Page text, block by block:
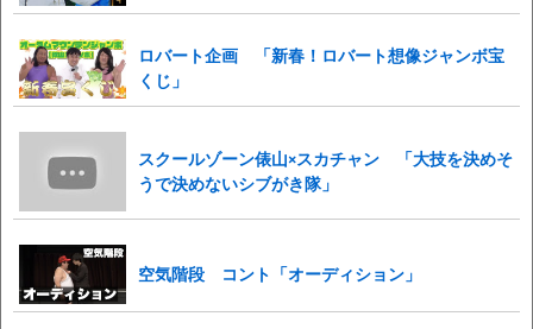
ロバート企画 「新春！ロバート想像ジャンボ宝
くじ」
スクールゾーン俵山×スカチャン 「大技を決めそ
うで決めないシブがき隊」
空気階段 コント「オーディション」